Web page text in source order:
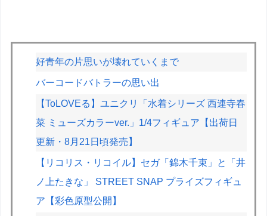
好青年の片思いが壊れていくまで
バーコードバトラーの思い出
【ToLOVEる】ユニクリ「水着シリーズ 西連寺春
菜 ミューズカラーver.」1/4フィギュア【出荷日
更新・8月21日頃発売】
【リコリス・リコイル】セガ「錦木千束」と「井
ノ上たきな」 STREET SNAP プライズフィギュ
ア【彩色原型公開】